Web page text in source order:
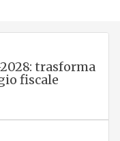
trasforma
fiscale